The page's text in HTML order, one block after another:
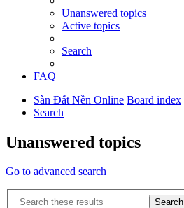
Unanswered topics
Active topics
Search
FAQ
Sàn Đất Nền Online Board index
Search
Unanswered topics
Go to advanced search
Search